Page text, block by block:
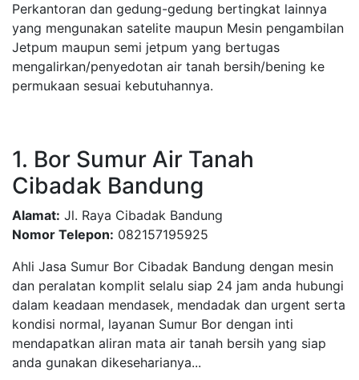
Perkantoran dan gedung-gedung bertingkat lainnya
yang mengunakan satelite maupun Mesin pengambilan
Jetpum maupun semi jetpum yang bertugas
mengalirkan/penyedotan air tanah bersih/bening ke
permukaan sesuai kebutuhannya.
1. Bor Sumur Air Tanah
Cibadak Bandung
Alamat: Jl. Raya Cibadak Bandung
Nomor Telepon: 082157195925
Ahli Jasa Sumur Bor Cibadak Bandung dengan mesin
dan peralatan komplit selalu siap 24 jam anda hubungi
dalam keadaan mendasek, mendadak dan urgent serta
kondisi normal, layanan Sumur Bor dengan inti
mendapatkan aliran mata air tanah bersih yang siap
anda gunakan dikeseharianya...